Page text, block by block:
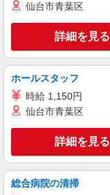
仙台市青葉区
詳細を見る
ホールスタッフ
時給 1,150円
仙台市青葉区
詳細を見る
総合病院の清掃